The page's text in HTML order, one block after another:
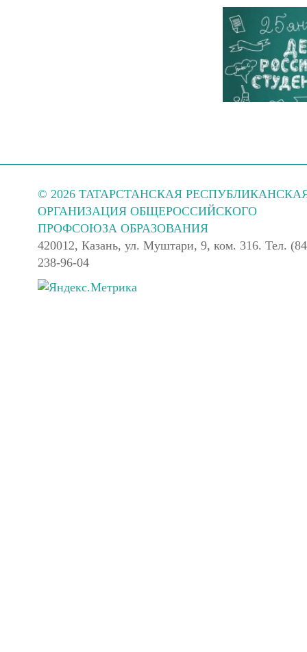
© 2026 ТАТАРСТАНСКАЯ
ОРГАНИЗАЦИЯ ОБЩЕРОССИЙСКОГО
ПРОФСОЮЗА ОБРАЗОВАНИЯ
420012, Казань, ул. Муштари, 9, ком. 316. Тел.
238-96-04